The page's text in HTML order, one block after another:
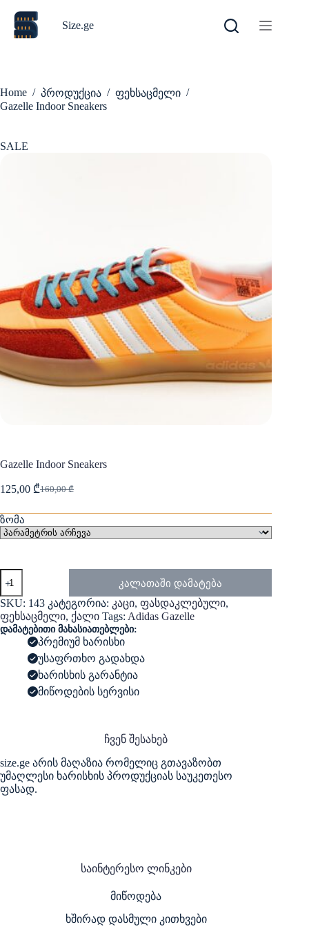
content
Size.ge
Home / პროდუქცია / ფეხსაცმელი /
Gazelle Indoor Sneakers
SALE
Gazelle Indoor Sneakers
160,00₾
Original
160,00 ₾.
125,00 ₾Current
125,00 ₾.
ზომა
Gazelle
Indoor
Sneakers
კალათაში დამატება
SKU: 143 კატეგორია: კაცი, ფასდაკლებული,
ფეხსაცმელი, ქალი Tags: Adidas Gazelle
დამატებითი მახასიათებლები:
პრემიუმ ხარისხი
უსაფრთხო გადახდა
ხარისხის გარანტია
მიწოდების სერვისი
ჩვენ შესახებ
size.ge არის მაღაზია რომელიც გთავაზობთ
უმაღლესი ხარისხის პროდუქციას საუკეთესო
ფასად.
საინტერესო ლინკები
მიწოდება
ხშირად დასმული კითხვები